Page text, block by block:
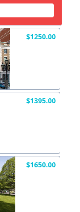
$1250.00
$1395.00
$1650.00
Envoyez